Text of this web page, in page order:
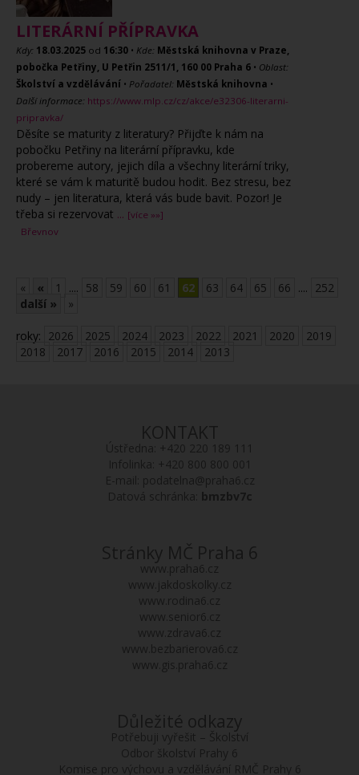
LITERÁRNÍ PŘÍPRAVKA
Kdy: 18.03.2025 od 16:30 • Kde: Městská knihovna v Praze,
pobočka Petřiny, U Petřin 2511/1, 160 00 Praha 6 • Oblast:
Školství a vzdělávání • Pořadatel: Městská knihovna •
Další informace: https://www.mlp.cz/cz/akce/e32306-literarni-
pripravka/
Děsíte se maturity z literatury? Přijďte k nám na
pobočku Petřiny na literární přípravku, kde
probereme autory, jejich díla a všechny literární triky,
které se vám k maturitě budou hodit. Bez stresu, bez
nudy – jen literatura, která vás bude bavit. Pozor! Je
třeba si rezervovat ... [více »»]
Břevnov
« « 1 .... 58 59 60 61 62 63 64 65 66 .... 252
další »
»
roky: 2026 2025 2024 2023 2022 2021 2020
2019
2018
2017 2016 2015 2014 2013
KONTAKT
Ústředna: +420 220 189 111
Infolinka: +420 800 800 001
E-mail: podatelna@praha6.cz
Datová schránka: bmzbv7c
Stránky MČ Praha 6
www.praha6.cz
www.jakdoskolky.cz
www.rodina6.cz
www.senior6.cz
www.zdrava6.cz
www.bezbarierova6.cz
www.gis.praha6.cz
Důležité odkazy
Potřebuji vyřešit – Školství
Odbor školství Prahy 6
Komise pro výchovu a vzdělávání RMČ Prahy 6